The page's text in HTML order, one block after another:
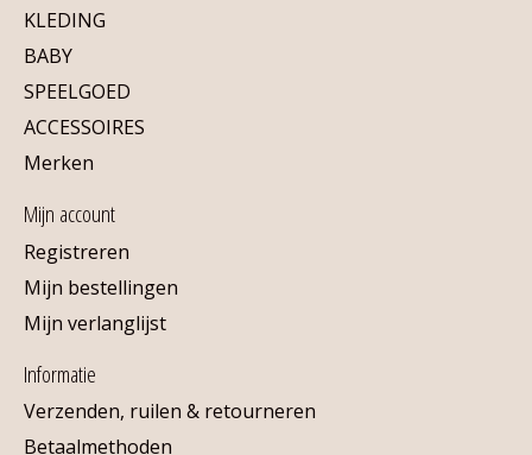
KLEDING
BABY
SPEELGOED
ACCESSOIRES
Merken
Mijn account
Registreren
Mijn bestellingen
Mijn verlanglijst
Informatie
Verzenden, ruilen & retourneren
Betaalmethoden